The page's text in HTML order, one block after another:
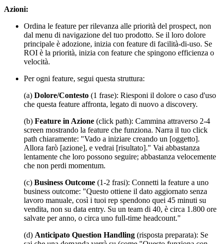
Azioni:
Ordina le feature per rilevanza alle priorità del prospect, non
dal menu di navigazione del tuo prodotto. Se il loro dolore
principale è adozione, inizia con feature di facilità-di-uso. Se
ROI è la priorità, inizia con feature che spingono efficienza o
velocità.
Per ogni feature, segui questa struttura:
(a) Dolore/Contesto (1 frase): Riesponi il dolore o caso d'uso
che questa feature affronta, legato di nuovo a discovery.
(b) Feature in Azione (click path): Cammina attraverso 2-4
screen mostrando la feature che funziona. Narra il tuo click
path chiaramente: "Vado a iniziare creando un [oggetto].
Allora farò [azione], e vedrai [risultato]." Vai abbastanza
lentamente che loro possono seguire; abbastanza velocemente
che non perdi momentum.
(c) Business Outcome (1-2 frasi): Connetti la feature a uno
business outcome: "Questo ottiene il dato aggiornato senza
lavoro manuale, così i tuoi rep spendono quei 45 minuti su
vendita, non su data entry. Su un team di 40, è circa 1.800 ore
salvate per anno, o circa uno full-time headcount."
(d) Anticipato Question Handling (risposta preparata): Se